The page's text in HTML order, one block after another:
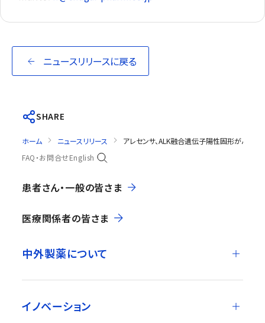
ニュースリリースに戻る
SHARE
ホーム ニュースリリース
アレセンサ、ALK融合遺伝子陽性固形がんに
FAQ・お問合せEnglish
患者さん・一般の皆さま
医療関係者の皆さま
中外製薬について
イノベーション